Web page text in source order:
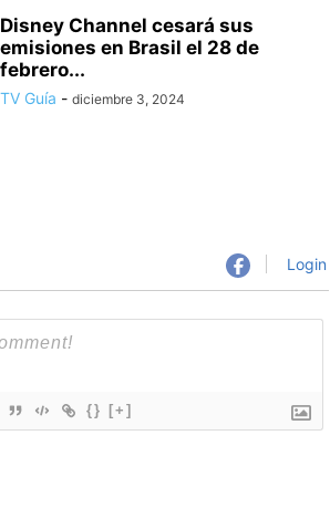
Disney Channel cesará sus
emisiones en Brasil el 28 de
febrero...
TV Guía - diciembre 3, 2024
Login
{} [+]